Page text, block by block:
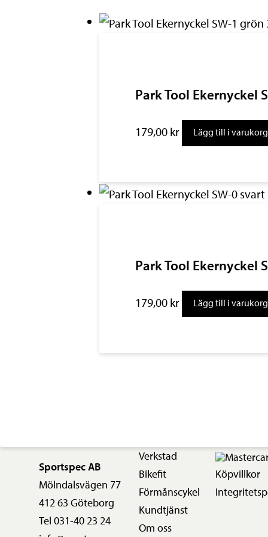
Park Tool Ekernyckel
179,00 kr Lägg till i varukorg
Park Tool Ekernyckel
179,00 kr Lägg till i varukorg
Sportspec AB
Mölndalsvägen 77
412 63 Göteborg
Tel 031-40 23 24
Verkstad
Bikefit
Förmånscykel
Kundtjänst
Om oss
Köpvillkor